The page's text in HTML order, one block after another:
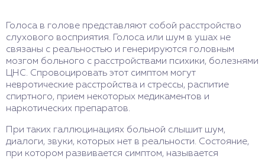
Голоса в голове представляют собой расстройство
слухового восприятия. Голоса или шум в ушах не
связаны с реальностью и генерируются головным
мозгом больного с расстройствами психики, болезнями
ЦНС. Спровоцировать этот симптом могут
невротические расстройства и стрессы, распитие
спиртного, прием некоторых медикаментов и
наркотических препаратов.
При таких галлюцинациях больной слышит шум,
диалоги, звуки, которых нет в реальности. Состояние,
при котором развивается симптом, называется